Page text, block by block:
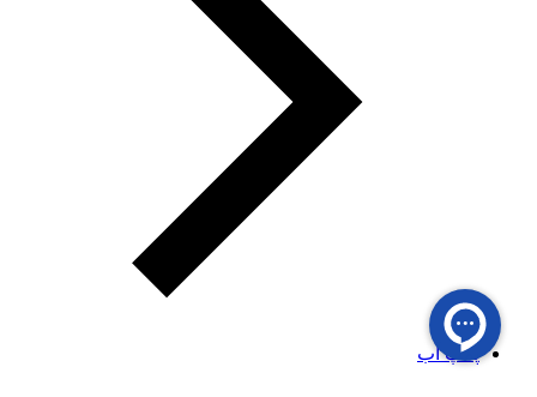
پمپ آب